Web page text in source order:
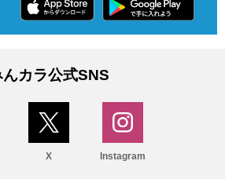
んカラ公式SNS
X Instagram